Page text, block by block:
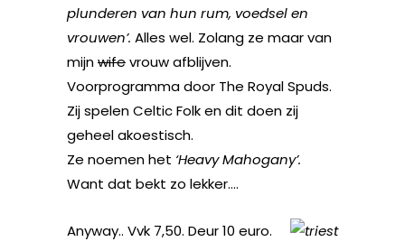
plunderen van hun rum, voedsel en
vrouwen’. Alles wel. Zolang ze maar van
mijnwifevrouw afblijven.
Voorprogramma door The Royal Spuds.
Zij spelen Celtic Folk en dit doen zij
geheel akoestisch.
Ze noemen het ‘Heavy Mahogany’.
Want dat bekt zo lekker….
Anyway.. Vvk 7,50. Deur 10 euro.